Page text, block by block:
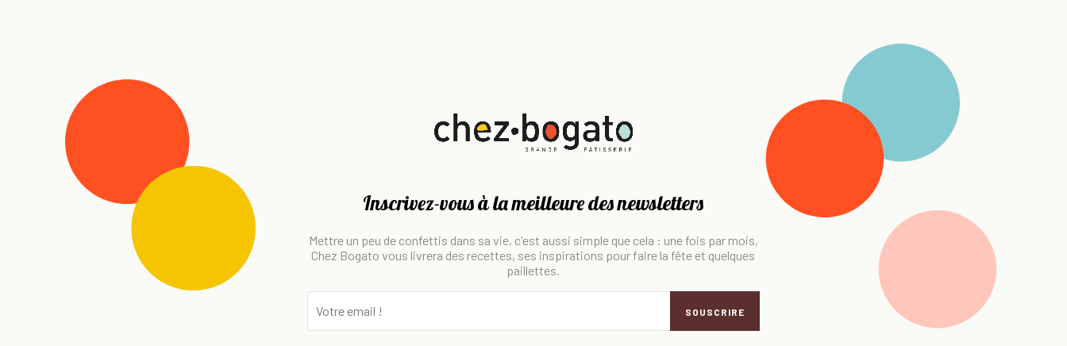
Inscrivez-vous à la meilleure des newsletters
Mettre un peu de confettis dans sa vie, c'est aussi simple que cela : une fois par mois,
Chez Bogato vous livrera des recettes, ses inspirations pour faire la fête et quelques
paillettes.
SOUSCRIRE